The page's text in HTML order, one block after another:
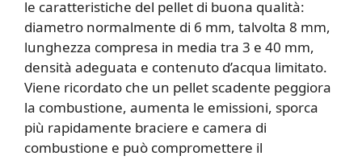
le caratteristiche del pellet di buona qualità:
diametro normalmente di 6 mm, talvolta 8 mm,
lunghezza compresa in media tra 3 e 40 mm,
densità adeguata e contenuto d’acqua limitato.
Viene ricordato che un pellet scadente peggiora
la combustione, aumenta le emissioni, sporca
più rapidamente braciere e camera di
combustione e può compromettere il